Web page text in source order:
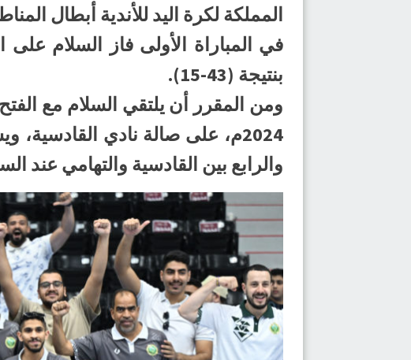
المملكة لكرة اليد للأندية أبطال المناطق
بنتيجة (43-15).
2024م، على صالة نادي
والرابع بين القادسية والتهامي عند الساعة 12:30